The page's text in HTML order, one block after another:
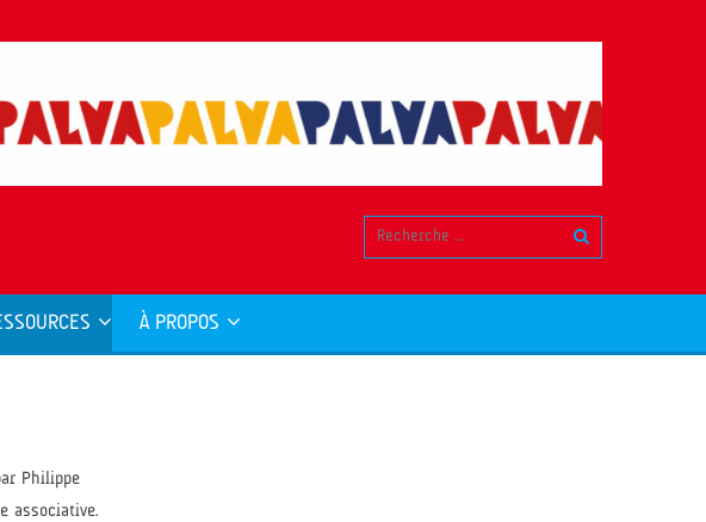
À PROPOS
Philippe
associative.